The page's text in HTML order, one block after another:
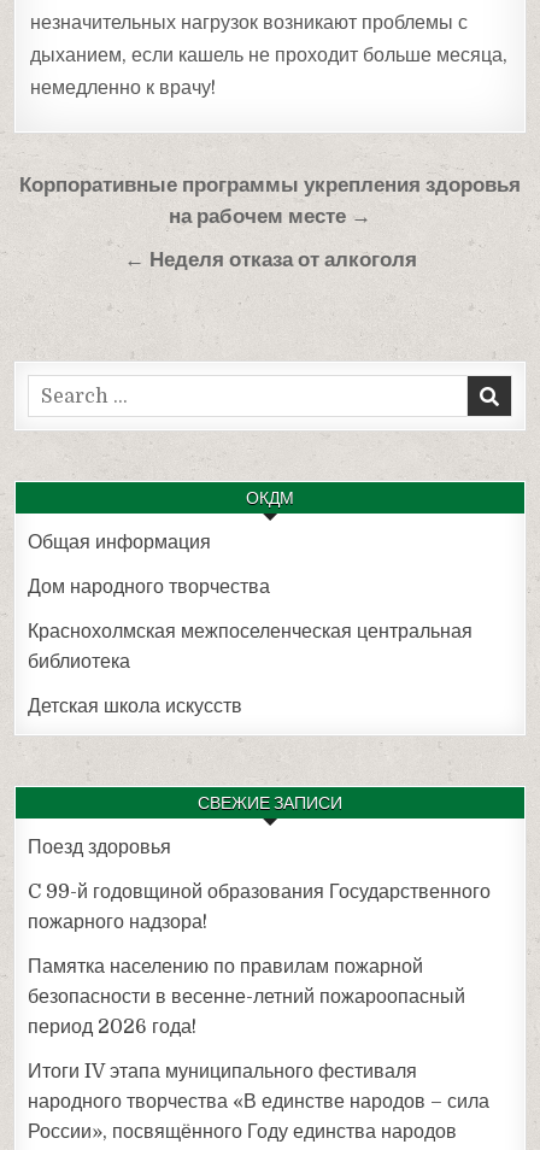
незначительных нагрузок возникают проблемы с
дыханием, если кашель не проходит больше месяца,
немедленно к врачу!
Навигация
записям
Корпоративные программы укрепления здоровья
на рабочем месте →
← Неделя отказа от алкоголя
Search
for:
ОКДМ
Общая информация
Дом народного творчества
Краснохолмская межпоселенческая центральная
библиотека
Детская школа искусств
СВЕЖИЕ ЗАПИСИ
Поезд здоровья
C 99-й годовщиной образования Государственного
пожарного надзора!
Памятка населению по правилам пожарной
безопасности в весенне-летний пожароопасный
период 2026 года!
Итоги IV этапа муниципального фестиваля
народного творчества «В единстве народов – сила
России», посвящённого Году единства народов